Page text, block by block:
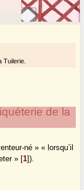
Tuilerie.
de la
né » « lorsqu’il
» [1]).